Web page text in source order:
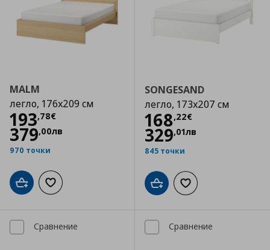
MALM
легло, 176x209 см
193,78€
Цена
379,00лв
970 точки
Добави в кошницата
Добави към списъка с любими
SONGESAND
легло, 173x207 см
168,22€
Цена
329,01лв
845 точки
Добави в кошницата
Добави към
Сравнение Сравнение